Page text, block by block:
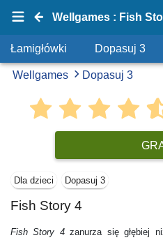
Wellgames : Fish
Łamigłówki Dopasuj 3
Wellgames Dopasuj 3
Dla dzieci Dopasuj 3
Fish Story 4
Fish Story 4zanurza się głębiej